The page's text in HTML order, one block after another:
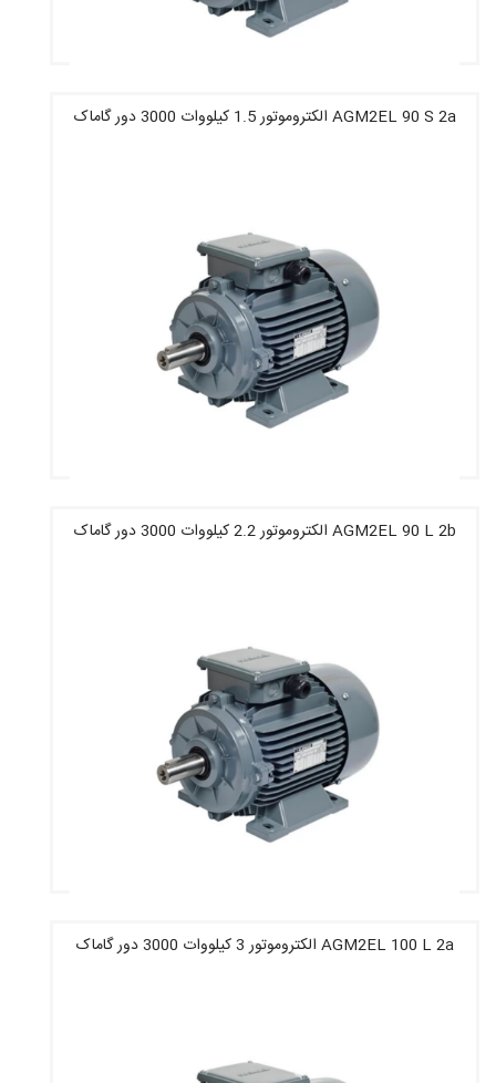
AGM2EL 90 S 2a الکتروموتور 1.5 کیلووات 3000 دور گاماک
AGM2EL 90 L 2b الکتروموتور 2.2 کیلووات 3000 دور گاماک
AGM2EL 100 L 2a الکتروموتور 3 کیلووات 3000 دور گاماک